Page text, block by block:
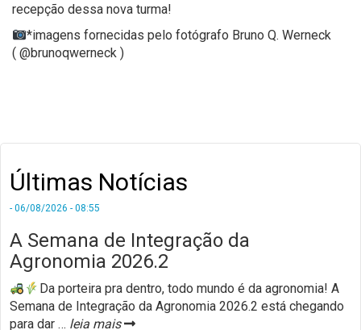
recepção dessa nova turma!
*imagens fornecidas pelo fotógrafo Bruno Q. Werneck
( @brunoqwerneck )
Últimas Notícias
- 06/08/2026 - 08:55
A Semana de Integração da
Agronomia 2026.2
Da porteira pra dentro, todo mundo é da agronomia! ​A
Semana de Integração da Agronomia 2026.2 está chegando
para dar… leia mais